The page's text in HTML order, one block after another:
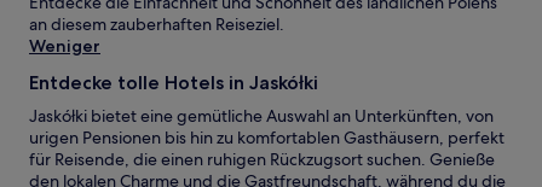
an diesem zauberhaften Reiseziel.
Weniger
Entdecke tolle Hotels in Jaskółki
Jaskółki bietet eine gemütliche Auswahl an Unterkünften, von
urigen Pensionen bis hin zu komfortablen Gasthäusern, perfekt
für Reisende, die einen ruhigen Rückzugsort suchen. Genieße
den lokalen Charme und die Gastfreundschaft, während du die